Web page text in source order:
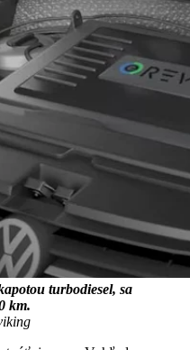
turbodiesel, sa
km.